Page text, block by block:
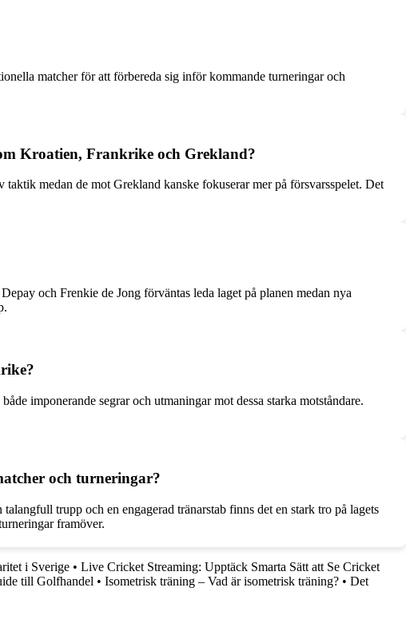
matcher för att förbereda sig inför kommande turneringar och
Kroatien, Frankrike och Grekland?
medan de mot Grekland kanske fokuserar mer på försvarsspelet. Det
och Frenkie de Jong förväntas leda laget på planen medan nya
imponerande segrar och utmaningar mot dessa starka motståndare.
och turneringar?
trupp och en engagerad tränarstab finns det en stark tro på lagets
framöver.
i Sverige • Live Cricket Streaming: Upptäck Smarta Sätt att Se Cricket
till Golfhandel • Isometrisk träning – Vad är isometrisk träning? • Det